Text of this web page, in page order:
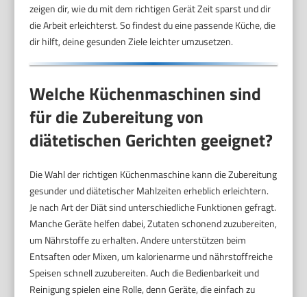
zeigen dir, wie du mit dem richtigen Gerät Zeit sparst und dir
die Arbeit erleichterst. So findest du eine passende Küche, die
dir hilft, deine gesunden Ziele leichter umzusetzen.
Welche Küchenmaschinen sind
für die Zubereitung von
diätetischen Gerichten geeignet?
Die Wahl der richtigen Küchenmaschine kann die Zubereitung
gesunder und diätetischer Mahlzeiten erheblich erleichtern.
Je nach Art der Diät sind unterschiedliche Funktionen gefragt.
Manche Geräte helfen dabei, Zutaten schonend zuzubereiten,
um Nährstoffe zu erhalten. Andere unterstützen beim
Entsaften oder Mixen, um kalorienarme und nährstoffreiche
Speisen schnell zuzubereiten. Auch die Bedienbarkeit und
Reinigung spielen eine Rolle, denn Geräte, die einfach zu